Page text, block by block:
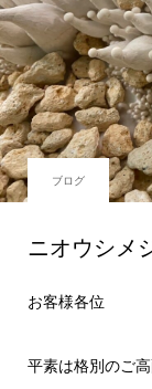
ブログ
ニオウシメ
お客様各位
平素は格別のご